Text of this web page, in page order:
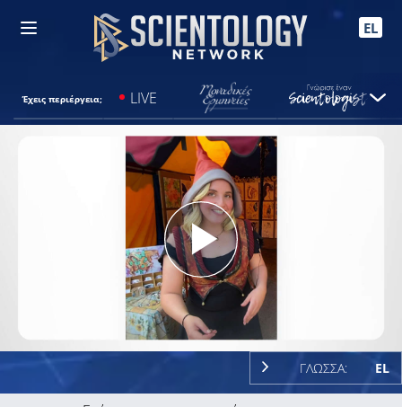
EL
Έχεις περιέργεια; LIVE
Play
Video
ΓΛΩΣΣΑ: EL